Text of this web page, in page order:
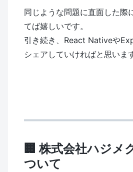
同じような問題に直面した際
てば嬉しいです。
引き続き、React Nativeや
シェアしていければと思いま
🏢 株式会社ハジメ
ついて